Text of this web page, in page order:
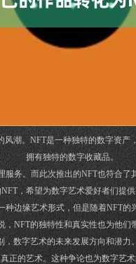
潮。NFT是一种独特的数字资
拥有独特的数字收藏品。
务。而此次推出的NFT也符合
，希望为数字艺术爱好者们提
边缘艺术形式，但是随着NFT
，NFT的独特性和真实性也为他们
数字艺术的未来发展方向和潜
正的艺术。这种争论也为数字艺术